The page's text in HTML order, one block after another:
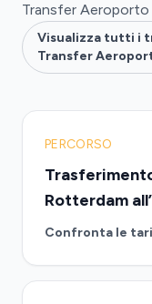
Transfer
Visualizza tutti i
Transfer
PERCORSO
Rotterdam
Confronta le